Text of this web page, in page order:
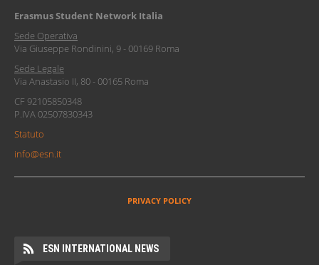
Erasmus Student Network Italia
Sede Operativa
Via Giuseppe Rondinini, 9 - 00169 Roma
Sede Legale
Via Anastasio II, 80 - 00165 Roma
CF 92105850348
P.IVA 02507830343
Statuto
info@esn.it
PRIVACY POLICY
ESN INTERNATIONAL NEWS